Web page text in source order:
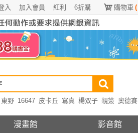
購物車 (
6折購
紅利
加入會員
入
東野 16647 皮卡丘 寫真 楊双子 親簽 奧德賽
漫畫館 影音館